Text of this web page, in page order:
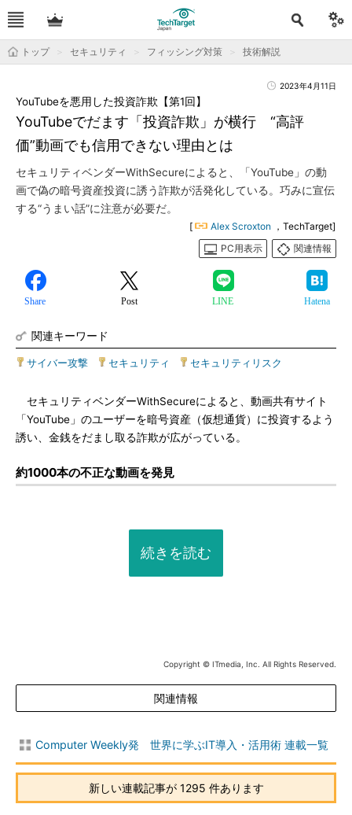
トップ セキュリティ フィッシング対策 技術解説
2023年4月11日
YouTubeでだます「投資詐欺」が横行 “高評
価”動画でも信用できない理由とは
YouTubeを悪用した投資詐欺【第1回】
セキュリティベンダーWithSecureによると、「YouTube」の動
画で偽の暗号資産投資に誘う詐欺が活発化している。巧みに宣伝
する“うまい話”に注意が必要だ。
[ Alex Scroxton ，TechTarget]
PC用表示
関連情報
Share Post LINE Hatena
関連キーワード
サイバー攻撃 セキュリティ セキュリティリスク
セキュリティベンダーWithSecureによると、動画共有サイト
「YouTube」のユーザーを暗号資産（仮想通貨）に投資するよう
誘い、金銭をだまし取る詐欺が広がっている。
約1000本の不正な動画を発見
続きを読む
Copyright © ITmedia, Inc. All Rights Reserved.
関連情報
Computer Weekly発 世界に学ぶIT導入・活用術 連載一覧
新しい連載記事が 1295 件あります